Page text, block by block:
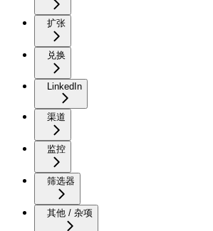
扩张
兑换
LinkedIn
渠道
监控
筛选器
其他 / 杂项